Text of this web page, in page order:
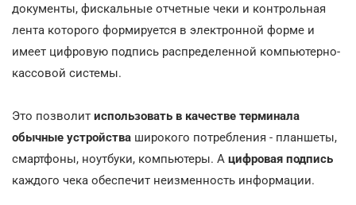
документы, фискальные отчетные чеки и контрольная
лента которого формируется в электронной форме и
имеет цифровую подпись распределенной компьютерно-
кассовой системы.
Это позволит использовать в качестве терминала
обычные устройства широкого потребления - планшеты,
смартфоны, ноутбуки, компьютеры. А цифровая подпись
каждого чека обеспечит неизменность информации.